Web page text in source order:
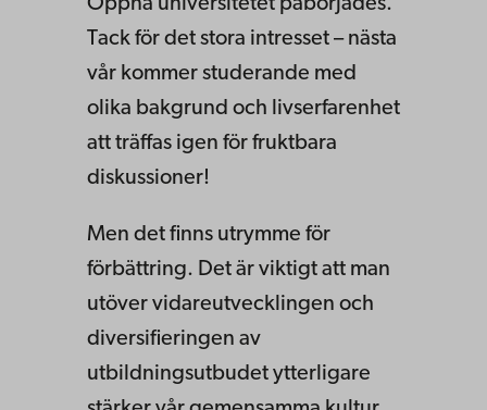
Tack för det stora intresset – nästa
vår kommer studerande med
olika bakgrund och livserfarenhet
att träffas igen för fruktbara
diskussioner!
Men det finns utrymme för
förbättring. Det är viktigt att man
utöver vidareutvecklingen och
diversifieringen av
utbildningsutbudet ytterligare